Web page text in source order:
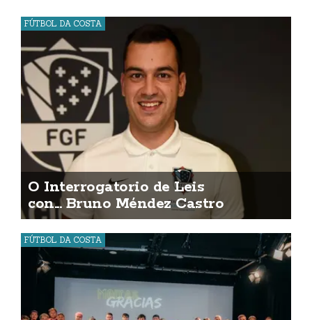
FÚTBOL DA COSTA
O Interrogatorio de Leis
con... Bruno Méndez Castro
FÚTBOL DA COSTA